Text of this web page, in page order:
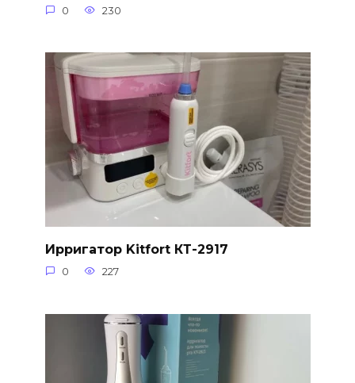
0 230
Ирригатор Kitfort КТ-2917
0 227